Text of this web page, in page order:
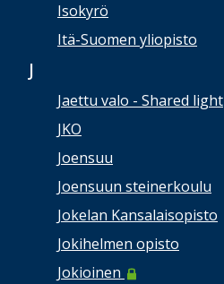
Isokyrö
Itä-Suomen yliopisto
J
Jaettu valo - Shared light
JKO
Joensuu
Joensuun steinerkoulu
Jokelan Kansalaisopisto
Jokihelmen opisto
Jokioinen